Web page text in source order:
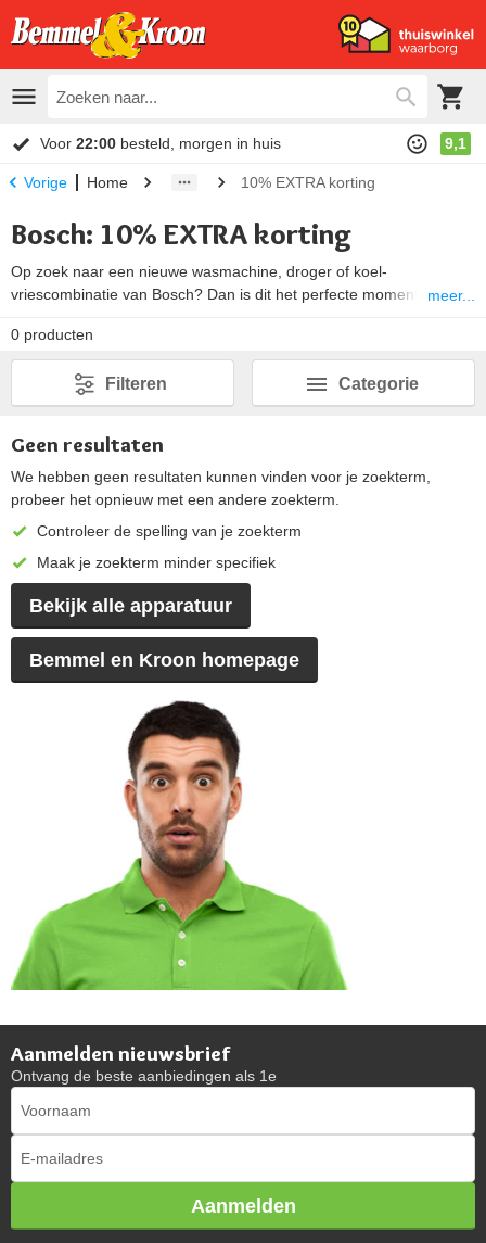
Voor 22:00 besteld, morgen in huis 9,1
Vorige Home 10% EXTRA korting
Bosch: 10% EXTRA korting
Op zoek naar een nieuwe wasmachine, droger of koel-
vriescombinatie van Bosch? Dan is dit het perfecte moment. Alleen
toch allaagste internetprijzen
voordeel van Bosch – speciaal voor jou geselecteerd.
meer...
0 producten
Categorie
Filteren
Geen resultaten
We hebben geen resultaten kunnen vinden voor je zoekterm,
probeer het opnieuw met een andere zoekterm.
Controleer de spelling van je zoekterm
Maak je zoekterm minder specifiek
Bekijk alle apparatuur
Bemmel en Kroon homepage
Aanmelden nieuwsbrief
Ontvang de beste aanbiedingen als 1e
Aanmelden